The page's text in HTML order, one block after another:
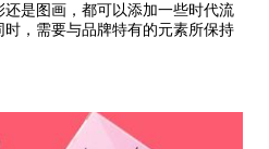
还是图画，都可以添加一些时代流
，需要与品牌特有的元素所保持